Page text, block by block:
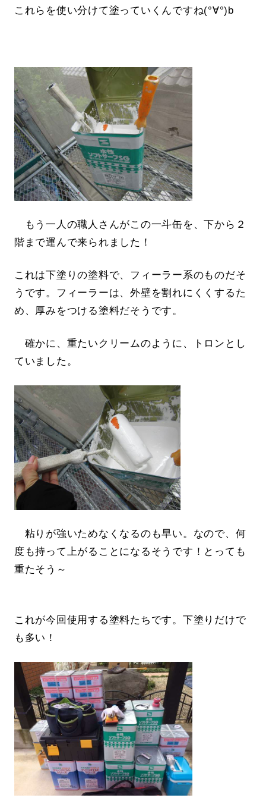
これらを使い分けて塗っていくんですね(°∀°)b
もう一人の職人さんがこの一斗缶を、下から２
階まで運んで来られました！
これは下塗りの塗料で、フィーラー系のものだそ
うです。フィーラーは、外壁を割れにくくするた
め、厚みをつける塗料だそうです。
確かに、重たいクリームのように、トロンとし
ていました。
粘りが強いためなくなるのも早い。なので、何
度も持って上がることになるそうです！とっても
重たそう～
これが今回使用する塗料たちです。下塗りだけで
も多い！